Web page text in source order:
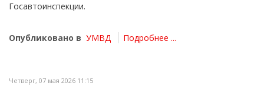
Госавтоинспекции.
Опубликовано в УМВД Подробнее ...
Четверг, 07 мая 2026 11:15